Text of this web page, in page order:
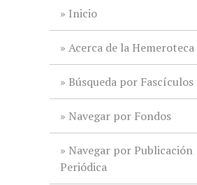
Inicio
Acerca de la Hemeroteca
Búsqueda por Fascículos
Navegar por Fondos
Navegar por Publicación
Periódica